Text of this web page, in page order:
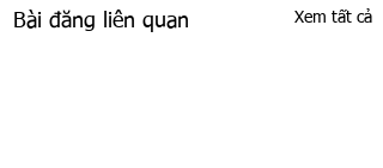
Bài đăng liên quan Xem tất cả